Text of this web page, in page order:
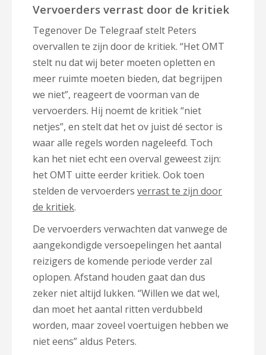
Vervoerders verrast door de kritiek
Tegenover De Telegraaf stelt Peters
overvallen te zijn door de kritiek. “Het OMT
stelt nu dat wij beter moeten opletten en
meer ruimte moeten bieden, dat begrijpen
we niet”, reageert de voorman van de
vervoerders. Hij noemt de kritiek “niet
netjes”, en stelt dat het ov juist dé sector is
waar alle regels worden nageleefd. Toch
kan het niet echt een overval geweest zijn:
het OMT uitte eerder kritiek. Ook toen
stelden de vervoerders verrast te zijn door
de kritiek.
De vervoerders verwachten dat vanwege de
aangekondigde versoepelingen het aantal
reizigers de komende periode verder zal
oplopen. Afstand houden gaat dan dus
zeker niet altijd lukken. “Willen we dat wel,
dan moet het aantal ritten verdubbeld
worden, maar zoveel voertuigen hebben we
niet eens” aldus Peters.